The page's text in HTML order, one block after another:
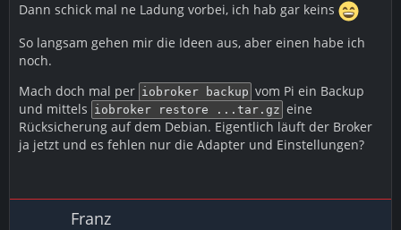
Dann schick mal ne Ladung vorbei, ich hab gar keins
So langsam gehen mir die Ideen aus, aber einen habe ich
noch.
Mach doch mal per iobroker backup vom Pi ein Backup
und mittels iobroker restore ...tar.gz eine
Rücksicherung auf dem Debian. Eigentlich läuft der Broker
ja jetzt und es fehlen nur die Adapter und Einstellungen?
Franz